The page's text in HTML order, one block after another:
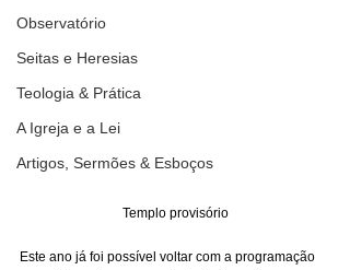
Observatório
Seitas e Heresias
Teologia & Prática
A Igreja e a Lei
Artigos, Sermões & Esboços
Templo provisório
Este ano já foi possível voltar com a programação